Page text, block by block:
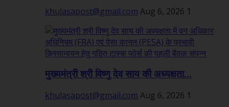
khulasapost@gmail.com Aug 6, 2026 1
मुख्यमंत्री श्री विष्णु देव साय की अध्यक्षता...
khulasapost@gmail.com Aug 6, 2026 1